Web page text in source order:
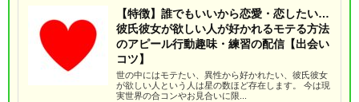
【特徴】誰でもいいから恋愛・恋したい…
彼氏彼女が欲しい人が好かれるモテる方法
のアピール行動趣味・練習の配信【出会い
コツ】
世の中にはモテたい、異性から好かれたい、彼氏彼女
が欲しい人という人は星の数ほど存在します。 今は現
実世界の合コンやお見合いに限...